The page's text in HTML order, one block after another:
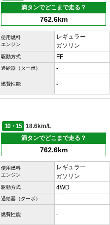
満タンでどこまで走る？
762.6km
使用燃料
エンジン
レギュラー
ガソリン
駆動方式 FF
過給器（ターボ） -
燃費性能 -
10・15
18.6km/L
満タンでどこまで走る？
762.6km
使用燃料
エンジン
レギュラー
ガソリン
駆動方式 4WD
過給器（ターボ） -
燃費性能 -